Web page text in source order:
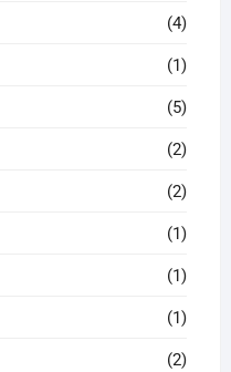
(4)
(1)
(5)
(2)
(2)
(1)
(1)
(1)
(2)